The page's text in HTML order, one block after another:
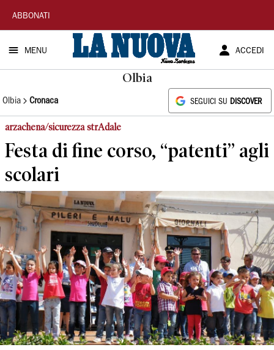
La
Nuova
Sardegna
ABBONATI
MENU ACCEDI
Olbia
Olbia Cronaca SEGUICI SU DISCOVER
arzachena/sicurezza strAdale
Festa di fine corso, “patenti” agli
scolari